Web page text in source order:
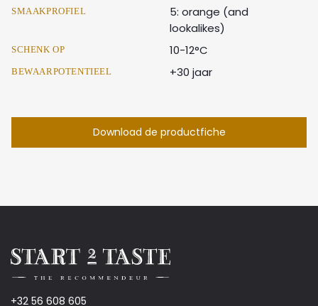
SMAAKPROFIEL
5: orange (and
lookalikes)
SCHENK OP 10-12°C
BEWAARPOTENTIEEL +30 jaar
Download de productfiche
+32 56 608 605